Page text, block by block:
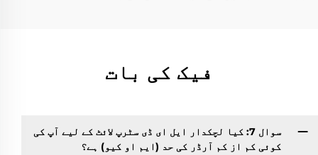
فیک کی بات
سوال 7: کیا لچکدار ایل ای ڈی سٹرپ لائٹ کے لیے آپ کی
کوئی کم از کم آرڈر کی حد (ایم او کیو) ہے؟